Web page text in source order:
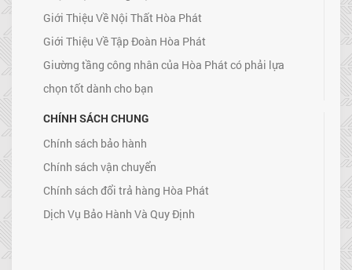
Giới Thiệu Về Nội Thất Hòa Phát
Giới Thiệu Về Tập Đoàn Hòa Phát
Giường tầng công nhân của Hòa Phát có phải lựa
chọn tốt dành cho bạn
CHÍNH SÁCH CHUNG
Chính sách bảo hành
Chính sách vận chuyển
Chính sách đổi trả hàng Hòa Phát
Dịch Vụ Bảo Hành Và Quy Định